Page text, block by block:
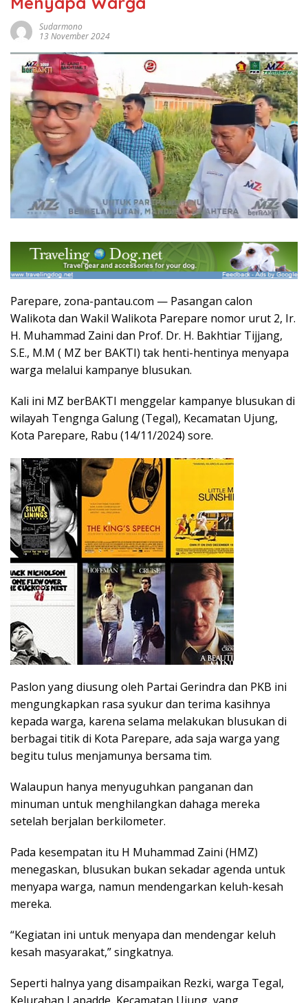
Sudarmono
13 November 2024
Parepare, zona-pantau.com — Pasangan calon
Walikota dan Wakil Walikota Parepare nomor urut 2, Ir.
H. Muhammad Zaini dan Prof. Dr. H. Bakhtiar Tijjang,
S.E., M.M ( MZ ber BAKTI) tak henti-hentinya menyapa
warga melalui kampanye blusukan.
Kali ini MZ berBAKTI menggelar kampanye blusukan di
wilayah Tengnga Galung (Tegal), Kecamatan Ujung,
Kota Parepare, Rabu (14/11/2024) sore.
Paslon yang diusung oleh Partai Gerindra dan PKB ini
mengungkapkan rasa syukur dan terima kasihnya
kepada warga, karena selama melakukan blusukan di
berbagai titik di Kota Parepare, ada saja warga yang
begitu tulus menjamunya bersama tim.
Walaupun hanya menyuguhkan panganan dan
minuman untuk menghilangkan dahaga mereka
setelah berjalan berkilometer.
Pada kesempatan itu H Muhammad Zaini (HMZ)
menegaskan, blusukan bukan sekadar agenda untuk
menyapa warga, namun mendengarkan keluh-kesah
mereka.
“Kegiatan ini untuk menyapa dan mendengar keluh
kesah masyarakat,” singkatnya.
Seperti halnya yang disampaikan Rezki, warga Tegal,